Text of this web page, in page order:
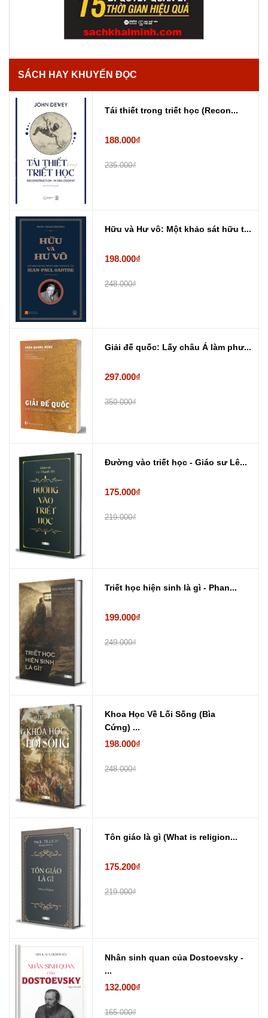
SÁCH HAY KHUYẾN ĐỌC
Tái thiết trong triết học (Recon...
188.000₫
235.000₫
Hữu và Hư vô: Một khảo sát hữu t...
198.000₫
248.000₫
Giải đế quốc: Lấy châu Á làm phư...
297.000₫
350.000₫
Đường vào triết học - Giáo sư Lê...
175.000₫
219.000₫
Triết học hiện sinh là gì - Phan...
199.000₫
249.000₫
Khoa Học Về Lối Sống (Bìa
Cứng) ...
198.000₫
248.000₫
Tôn giáo là gì (What is religion...
175.200₫
219.000₫
Nhân sinh quan của Dostoevsky -
...
132.000₫
165.000₫